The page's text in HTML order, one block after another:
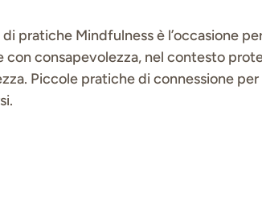
pratiche Mindfulness è l’occasione
con consapevolezza, nel contesto
Piccole pratiche di connessione